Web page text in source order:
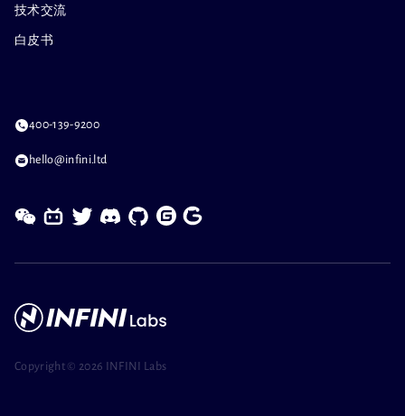
技术交流
白皮书
400-139-9200
hello@infini.ltd
Copyright © 2026 INFINI Labs